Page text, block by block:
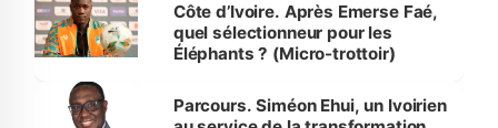
Côte d’Ivoire. Après Emerse Faé,
quel sélectionneur pour les
Éléphants ? (Micro-trottoir)
Parcours. Siméon Ehui, un Ivoirien